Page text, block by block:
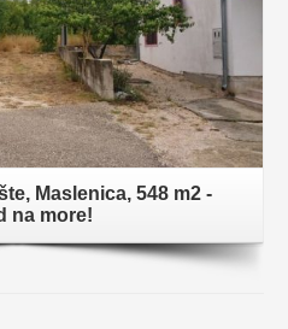
Maslenica, 548 m2 -
na more!